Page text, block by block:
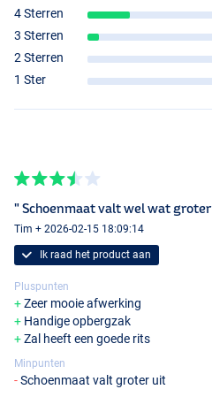
Felt Sole
4 Sterren
3 Sterren
2 Sterren
1 Ster
" Schoenmaat valt wel wat
Tim + 2026-02-15 18:09:14
Ik raad het product aan
Pluspunten
Zeer mooie afwerking
Handige opbergzak
Zal heeft een goede rits
Minpunten
Schoenmaat valt groter uit